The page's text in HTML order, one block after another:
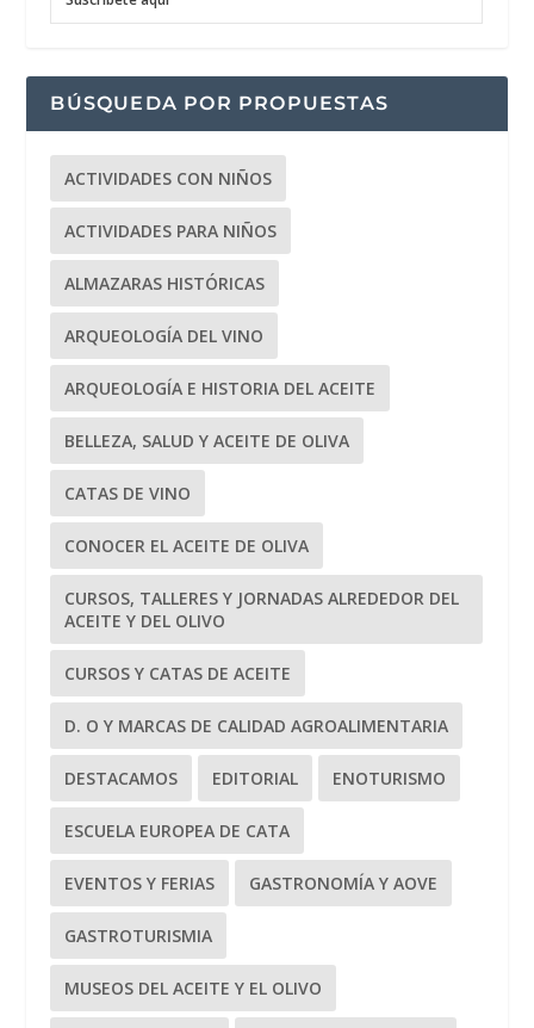
BÚSQUEDA POR PROPUESTAS
ACTIVIDADES CON NIÑOS
ACTIVIDADES PARA NIÑOS
ALMAZARAS HISTÓRICAS
ARQUEOLOGÍA DEL VINO
ARQUEOLOGÍA E HISTORIA DEL ACEITE
BELLEZA, SALUD Y ACEITE DE OLIVA
CATAS DE VINO
CONOCER EL ACEITE DE OLIVA
CURSOS, TALLERES Y JORNADAS ALREDEDOR DEL
ACEITE Y DEL OLIVO
CURSOS Y CATAS DE ACEITE
D. O Y MARCAS DE CALIDAD AGROALIMENTARIA
DESTACAMOS EDITORIAL ENOTURISMO
ESCUELA EUROPEA DE CATA
EVENTOS Y FERIAS GASTRONOMÍA Y AOVE
GASTROTURISMIA
MUSEOS DEL ACEITE Y EL OLIVO